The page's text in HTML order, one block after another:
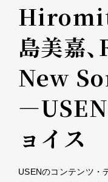
島美嘉
New
―USEN
ョイス
USENのコンテンツ・